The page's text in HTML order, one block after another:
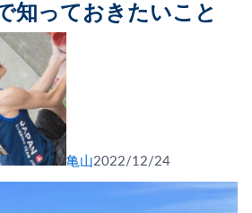
知っておきたいこと
亀山2022/12/24